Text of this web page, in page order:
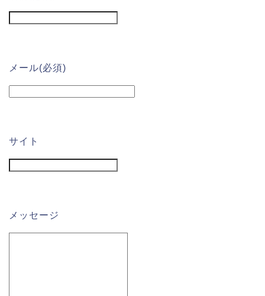
メール(必須)
サイト
メッセージ